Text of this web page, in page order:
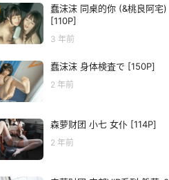
蠢沫沫 同桌的你 (&桃良阿宅)
[110P]
3 年前
蠢沫沫 身体検査で [150P]
2 年前
森萝财团 小七 女仆 [114P]
2 年前